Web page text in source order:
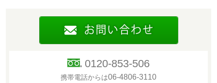
0120-853-506
携帯電話からは06-4806-3110